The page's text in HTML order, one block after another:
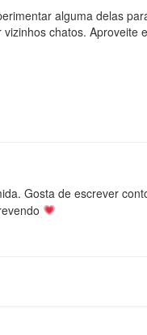
alguma delas
chatos. Aproveite
Gosta de escrever